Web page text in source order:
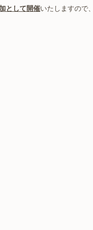
として開催いたしますので